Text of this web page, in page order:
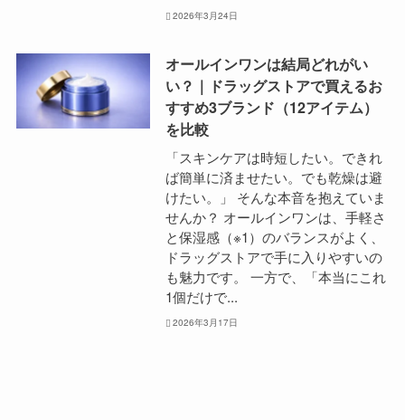
2026年3月24日
オールインワンは結局どれがい
い？｜ドラッグストアで買えるお
すすめ3ブランド（12アイテム）
を比較
「スキンケアは時短したい。できれ
ば簡単に済ませたい。でも乾燥は避
けたい。」 そんな本音を抱えていま
せんか？ オールインワンは、手軽さ
と保湿感（※1）のバランスがよく、
ドラッグストアで手に入りやすいの
も魅力です。 一方で、「本当にこれ
1個だけで...
2026年3月17日